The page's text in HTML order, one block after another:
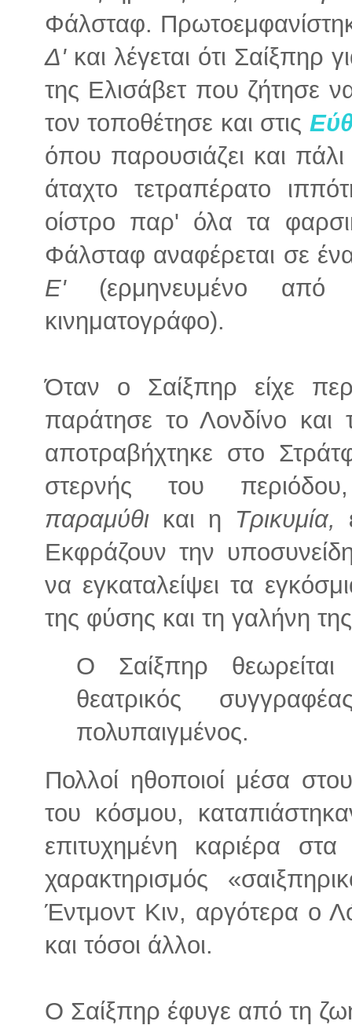
Φάλσταφ.
Δ'και λέγεται ότι Σαίξπηρ
της Ελισάβετ που ζήτησε
τον τοποθέτησε και στις
όπου παρουσιάζει και
άταχτο τετραπέρατο
οίστρο παρ' όλα τα
Φάλσταφ αναφέρεται σε
Ε'(ερμηνευμένο από
κινηματογράφο).
Όταν ο Σαίξπηρ είχε
παράτησε το Λονδίνο και
αποτραβήχτηκε στο
στερνής του
παραμύθι και η Τρικυμία,
Εκφράζουν την
να εγκαταλείψει τα
της φύσης και τη γαλήνη
Ο Σαίξπηρ θεωρείται
θεατρικός
πολυπαιγμένος.
Πολλοί ηθοποιοί μέσα
του κόσμου,
επιτυχημένη καριέρα
χαρακτηρισμός
Έντμοντ Κιν, αργότερα ο
και τόσοι άλλοι.
Ο Σαίξπηρ έφυγε από τη